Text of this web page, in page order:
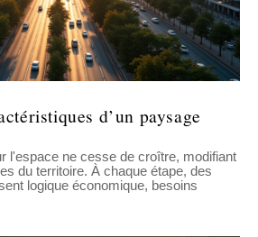
d’un paysage
l'espace ne cesse de croître, modifiant
du territoire. À chaque étape, des
logique économique, besoins